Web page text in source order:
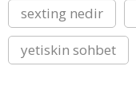
sexting nedir
yetiskin sohbet